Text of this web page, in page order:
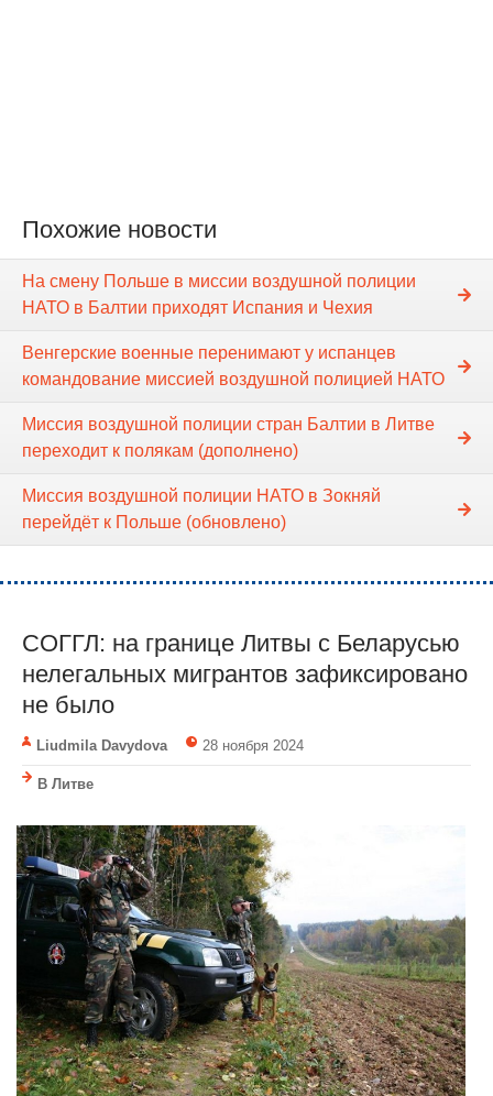
Похожие новости
На смену Польше в миссии воздушной полиции
НАТО в Балтии приходят Испания и Чехия
Венгерские военные перенимают у испанцев
командование миссией воздушной полицией НАТО
Миссия воздушной полиции стран Балтии в Литве
переходит к полякам (дополнено)
Миссия воздушной полиции НАТО в Зокняй
перейдёт к Польше (обновлено)
СОГГЛ: на границе Литвы с Беларусью
нелегальных мигрантов зафиксировано
не было
Liudmila Davydova 28 ноября 2024
В Литве